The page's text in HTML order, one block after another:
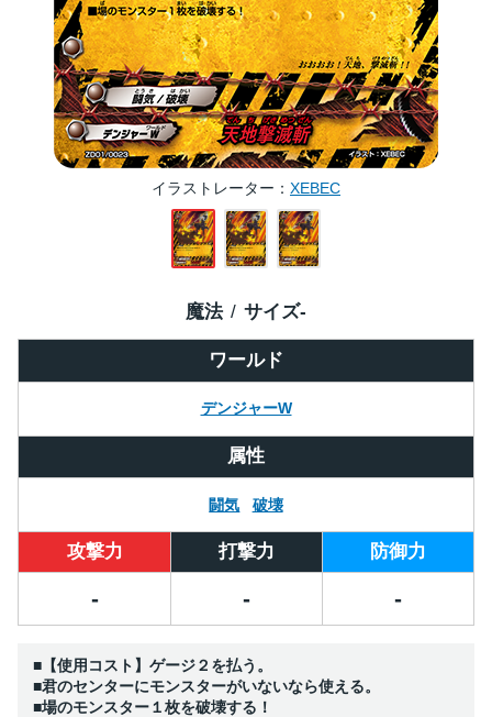
イラストレーター XEBEC
ワールド
デンジャーW
魔法 サイズ-
属性
闘気 破壊
攻撃力 打撃力 防御力
- - -
■【使用コスト】ゲージ２を払う。
■君のセンターにモンスターがいないなら使える。
■場のモンスター１枚を破壊する！